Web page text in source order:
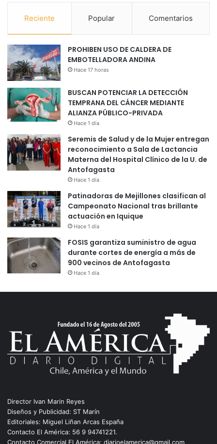
Reciente Popular Comentarios
PROHIBEN USO DE CALDERA DE
EMBOTELLADORA ANDINA
Hace 17 horas
BUSCAN POTENCIAR LA DETECCIÓN
TEMPRANA DEL CÁNCER MEDIANTE
ALIANZA PÚBLICO-PRIVADA
Hace 1 día
Seremis de Salud y de la Mujer entregan
reconocimiento a Sala de Lactancia
Materna del Hospital Clínico de la U. de
Antofagasta
Hace 1 día
Patinadoras de Mejillones clasifican al
Campeonato Nacional tras brillante
actuación en Iquique
Hace 1 día
FOSIS garantiza suministro de agua
durante cortes de energía a más de
900 vecinos de Antofagasta
Hace 1 día
Director Ivan Marin Reyes
Diseños y Publicidad: ST Marín
Editoriales: Miguel Liñan Arcas España
Contacto El América: 56 9 94741221.
Contacto Comercial El América: diarioelamerica@gmail.com